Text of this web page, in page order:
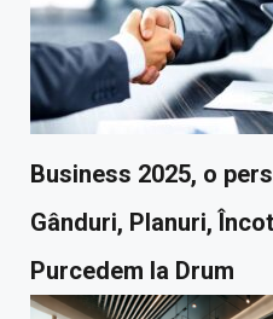
Business 2025, o
Gânduri, Planuri,
Purcedem la Drum